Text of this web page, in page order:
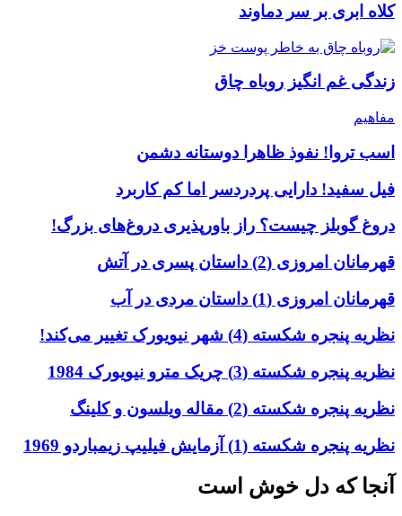
کلاه ابری بر سر دماوند
زندگی غم انگیز روباه چاق
مفاهیم
اسب تروا! نفوذ ظاهرا دوستانه دشمن
فیل سفید! دارایی پردردسر اما کم کاربرد
دروغ گوبلز چیست؟ راز باورپذیری دروغ‌های بزرگ!
قهرمانان امروزی (2) داستان پسری در آتش
قهرمانان امروزی (1) داستان مردی در آب
نظریه پنجره شکسته (4) شهر نیویورک تغییر می‌کند!
نظریه پنجره شکسته (3) چریک مترو نیویورک 1984
نظریه پنجره شکسته (2) مقاله ویلسون و کلینگ
نظریه پنجره شکسته (1) آزمایش فیلیپ زیمباردو 1969
آنجا که دل خوش است